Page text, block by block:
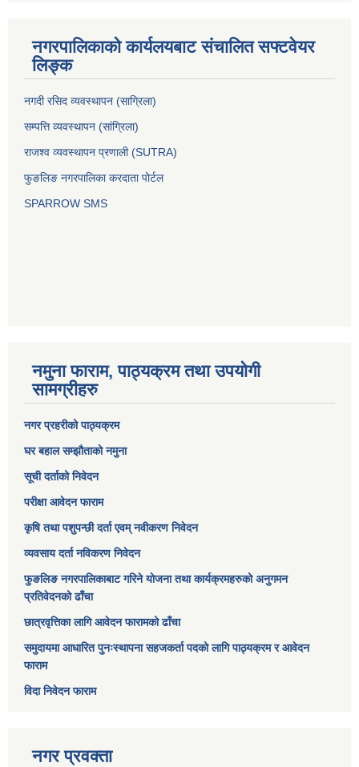
नगरपालिकाको कार्यलयबाट संचालित सफ्टवेयर
लिङ्क
नगदी रसिद व्यवस्थापन (साग्रिला)
सम्पत्ति व्यवस्थापन (सांग्रिला)
राजश्व व्यवस्थापन प्रणाली (SUTRA)
फुङलिङ नगरपालिका करदाता पोर्टल
SPARROW SMS
नमुना फाराम, पाठ्यक्रम तथा उपयोगी
सामग्रीहरु
नगर प्रहरीको पाठ्यक्रम
घर बहाल सम्झौताको नमुना
सूची दर्ताको निवेदन
परीक्षा आवेदन फाराम
कृषि तथा पशुपन्छी दर्ता एवम् नवीकरण निवेदन
व्यवसाय दर्ता नविकरण निवेदन
फुङलिङ नगरपालिकाबाट गरिने योजना तथा कार्यक्रमहरुको अनुगमन
प्रतिवेदनको ढाँचा
छात्रवृत्तिका लागि आवेदन फारामको ढाँचा
समुदायमा आधारित पुनःस्थापना सहजकर्ता पदको लागि पाठ्यक्रम र आवेदन
फाराम
विदा निवेदन फाराम
नगर प्रवक्ता